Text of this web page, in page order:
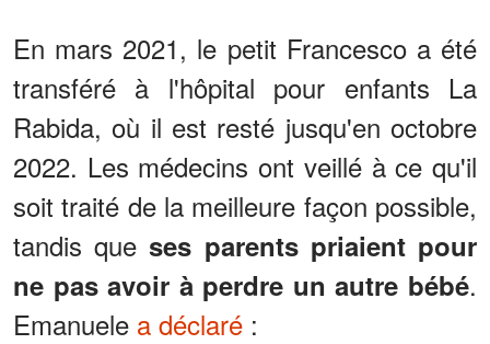
En mars 2021, le petit Francesco a été
transféré à l'hôpital pour enfants La
Rabida, où il est resté jusqu'en octobre
2022. Les médecins ont veillé à ce qu'il
soit traité de la meilleure façon possible,
tandis queses parents priaient pour
ne pas avoir à perdre un autre bébé.
Emanuele a déclaré :